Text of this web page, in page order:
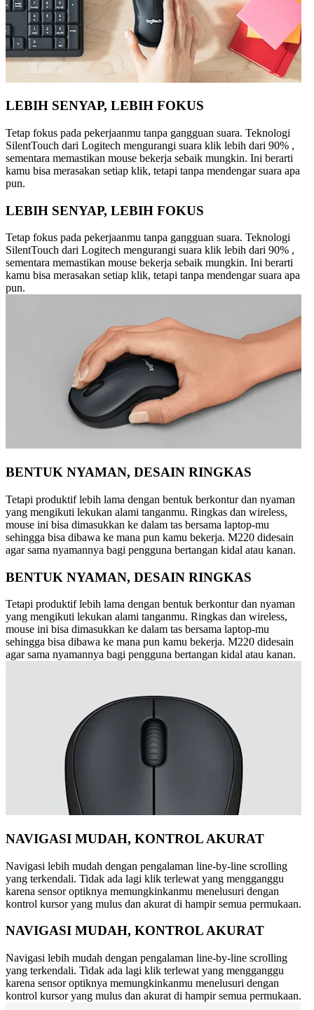
LEBIH SENYAP, LEBIH FOKUS
Tetap fokus pada pekerjaanmu tanpa gangguan suara. Teknologi
SilentTouch dari Logitech mengurangi suara klik lebih dari 90% ,
sementara memastikan mouse bekerja sebaik mungkin. Ini berarti
kamu bisa merasakan setiap klik, tetapi tanpa mendengar suara apa
pun.
LEBIH SENYAP, LEBIH FOKUS
Tetap fokus pada pekerjaanmu tanpa gangguan suara. Teknologi
SilentTouch dari Logitech mengurangi suara klik lebih dari 90% ,
sementara memastikan mouse bekerja sebaik mungkin. Ini berarti
kamu bisa merasakan setiap klik, tetapi tanpa mendengar suara apa
pun.
BENTUK NYAMAN, DESAIN RINGKAS
Tetapi produktif lebih lama dengan bentuk berkontur dan nyaman
yang mengikuti lekukan alami tanganmu. Ringkas dan wireless,
mouse ini bisa dimasukkan ke dalam tas bersama laptop-mu
sehingga bisa dibawa ke mana pun kamu bekerja. M220 didesain
agar sama nyamannya bagi pengguna bertangan kidal atau kanan.
BENTUK NYAMAN, DESAIN RINGKAS
Tetapi produktif lebih lama dengan bentuk berkontur dan nyaman
yang mengikuti lekukan alami tanganmu. Ringkas dan wireless,
mouse ini bisa dimasukkan ke dalam tas bersama laptop-mu
sehingga bisa dibawa ke mana pun kamu bekerja. M220 didesain
agar sama nyamannya bagi pengguna bertangan kidal atau kanan.
NAVIGASI MUDAH, KONTROL AKURAT
Navigasi lebih mudah dengan pengalaman line-by-line scrolling
yang terkendali. Tidak ada lagi klik terlewat yang mengganggu
karena sensor optiknya memungkinkanmu menelusuri dengan
kontrol kursor yang mulus dan akurat di hampir semua permukaan.
NAVIGASI MUDAH, KONTROL AKURAT
Navigasi lebih mudah dengan pengalaman line-by-line scrolling
yang terkendali. Tidak ada lagi klik terlewat yang mengganggu
karena sensor optiknya memungkinkanmu menelusuri dengan
kontrol kursor yang mulus dan akurat di hampir semua permukaan.